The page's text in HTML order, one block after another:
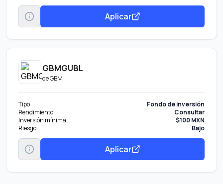
Aplicar
GBMGUBL
deGBM
Tipo
Fondo de inversión
Rendimiento
Consultar
Inversión mínima
$100 MXN
Riesgo
Bajo
Aplicar